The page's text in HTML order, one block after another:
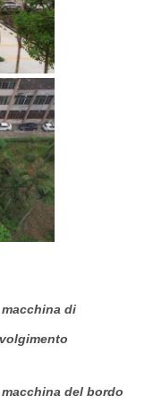
di
del bordo